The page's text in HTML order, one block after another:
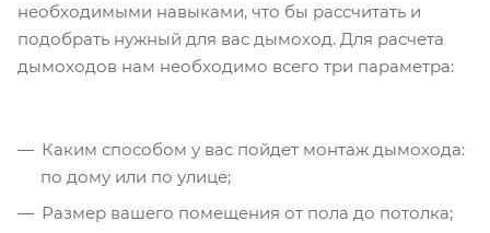
необходимыми навыками, что бы рассчитать и
подобрать нужный для вас дымоход. Для расчета
дымоходов нам необходимо всего три параметра:
Каким способом у вас пойдет монтаж дымохода:
по дому или по улице;
Размер вашего помещения от пола до потолка;